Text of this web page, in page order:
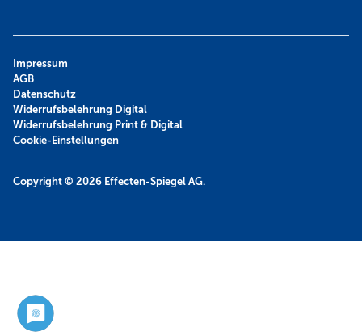
Copyright © 2026 Effecten-Spiegel AG.
Impressum
AGB
Datenschutz
Widerrufsbelehrung Digital
Widerrufsbelehrung Print & Digital
Cookie-Einstellungen